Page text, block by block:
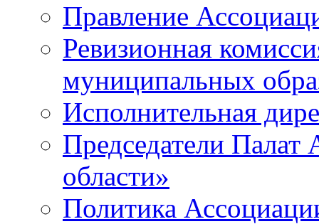
Правление
Ревизионная
муниципальных
Исполнительная
Председатели
области»
Политика